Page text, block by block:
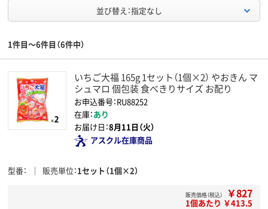
並び替え：指定なし
1件目～6件目（6件中）
いちご大福 165g 1セット（1個×2） やおきん マ
シュマロ 個包装 食べきりサイズ お配り
お申込番号：RU88252
在庫：あり
お届け日：8月11日（火）
アスクル在庫商品
型番 販売単位 1セット（1個×2）
販売価格（税込） ￥827
1個あたり ￥413.5